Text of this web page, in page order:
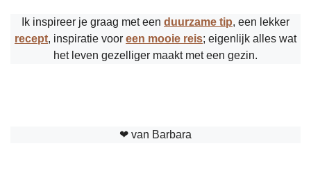
Ik inspireer je graag met een duurzame tip, een lekker
recept, inspiratie voor een mooie reis; eigenlijk alles wat
het leven gezelliger maakt met een gezin.
❤︎ van Barbara